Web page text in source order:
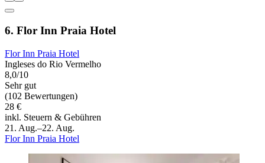
6. Flor Inn Praia Hotel
Flor Inn Praia Hotel
Ingleses do Rio Vermelho
8,0/10
Sehr gut
(102 Bewertungen)
28 €
inkl. Steuern & Gebühren
21. Aug.–22. Aug.
Flor Inn Praia Hotel